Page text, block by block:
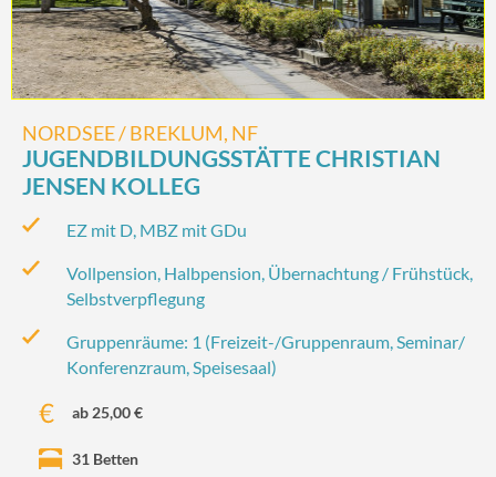
NORDSEE / BREKLUM, NF
JUGENDBILDUNGSSTÄTTE CHRISTIAN
JENSEN KOLLEG
EZ mit D, MBZ mit GDu
Vollpension, Halbpension, Übernachtung / Frühstück,
Selbstverpflegung
Gruppenräume: 1 (Freizeit-/‌Gruppenraum, Seminar/‌
Konferenzraum, Speisesaal)
ab 25,00 €
31 Betten